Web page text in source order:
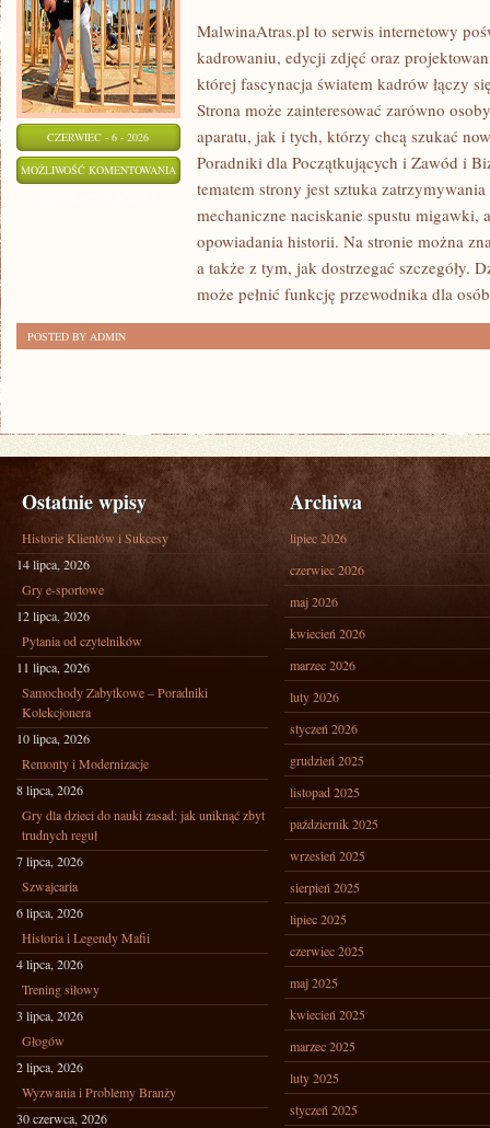
CZERWIEC - 6 - 2026
MOŻLIWOŚĆ KOMENTOWANIA EDYCJA
POSTPRODUKCJA
MalwinaAtras.pl to serwis internetowy
kadrowaniu, edycji zdjęć oraz
której fascynacja światem kadrów łączy
Strona może zainteresować zarówno
aparatu, jak i tych, którzy chcą szukać
Poradniki dla Początkujących i Zawód i
tematem strony jest sztuka
mechaniczne naciskanie spustu migawki,
opowiadania historii. Na stronie można
a także z tym, jak dostrzegać szczegóły.
może pełnić funkcję przewodnika dla
POSTED BY ADMIN
Ostatnie wpisy
Historie Klientów i Sukcesy
14 lipca, 2026
Gry e-sportowe
12 lipca, 2026
Pytania od czytelników
11 lipca, 2026
Samochody Zabytkowe – Poradniki
Kolekcjonera
10 lipca, 2026
Remonty i Modernizacje
8 lipca, 2026
Gry dla dzieci do nauki zasad: jak uniknąć zbyt
trudnych reguł
7 lipca, 2026
Szwajcaria
6 lipca, 2026
Historia i Legendy Mafii
4 lipca, 2026
Trening siłowy
3 lipca, 2026
Głogów
2 lipca, 2026
Wyzwania i Problemy Branży
30 czerwca, 2026
Archiwa
lipiec 2026
czerwiec 2026
maj 2026
kwiecień 2026
marzec 2026
luty 2026
styczeń 2026
grudzień 2025
listopad 2025
październik 2025
wrzesień 2025
sierpień 2025
lipiec 2025
czerwiec 2025
maj 2025
kwiecień 2025
marzec 2025
luty 2025
styczeń 2025